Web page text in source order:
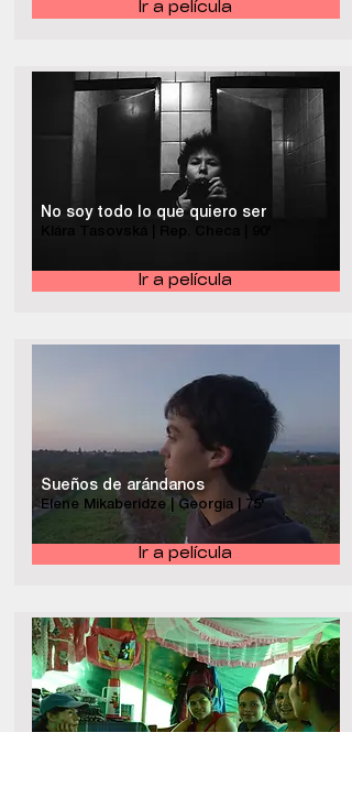
Ir a película
No soy todo lo que quiero ser
Ir a película
Sueños de arándanos
Elene Mikaberidze | Georgia | 75'
Ir a película